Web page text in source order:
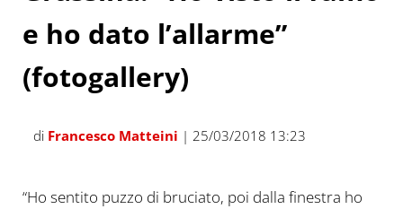
e ho dato l’allarme”
(fotogallery)
di Francesco Matteini | 25/03/2018 13:23
“Ho sentito puzzo di bruciato, poi dalla finestra ho